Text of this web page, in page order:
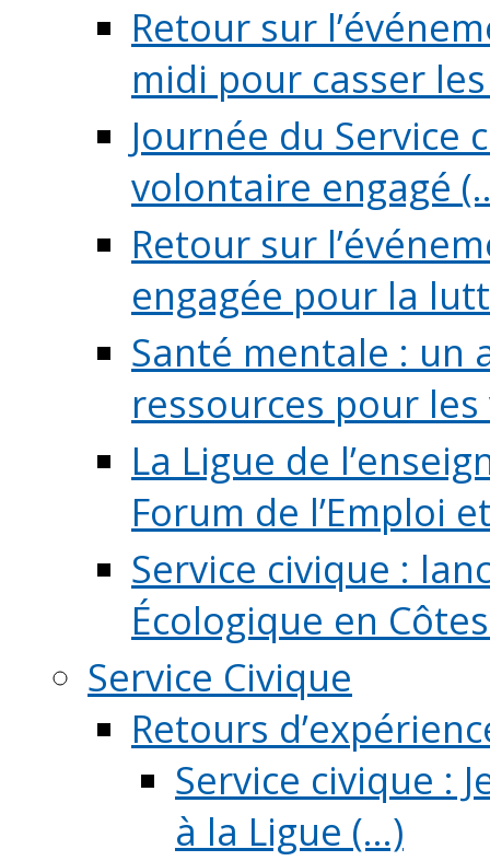
Retour sur
midi pour casser les
Journée du Service
volontaire engagé
Retour sur
engagée pour la
Santé mentale : un
ressources pour
La Ligue de
Forum de l’Emploi
Service civique :
Écologique en
Service Civique
Retours
Service civique :
à la Ligue (...)